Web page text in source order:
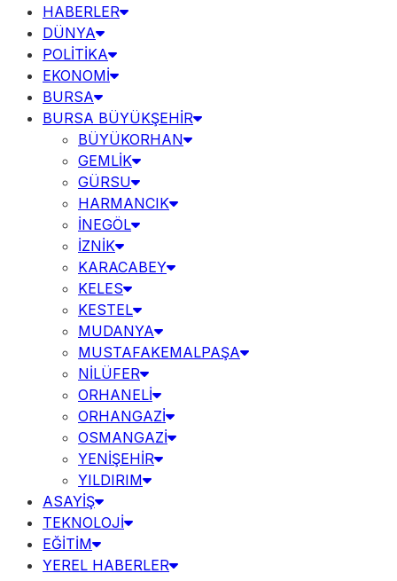
HABERLER
DÜNYA
POLİTİKA
EKONOMİ
BURSA
BURSA BÜYÜKŞEHİR
BÜYÜKORHAN
GEMLİK
GÜRSU
HARMANCIK
İNEGÖL
İZNİK
KARACABEY
KELES
KESTEL
MUDANYA
MUSTAFAKEMALPAŞA
NİLÜFER
ORHANELİ
ORHANGAZİ
OSMANGAZİ
YENİŞEHİR
YILDIRIM
ASAYİŞ
TEKNOLOJİ
EĞİTİM
YEREL HABERLER